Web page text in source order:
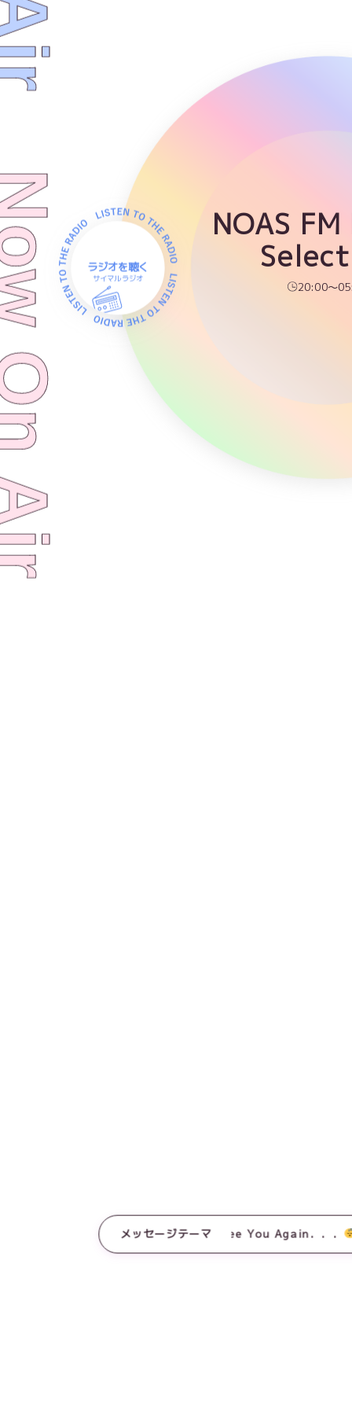
NOAS FM
20:00～
メッセージテーマSee You Again．．．
ラジオを聴く
サイマルラジオ
Air